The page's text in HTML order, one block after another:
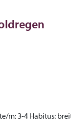
m:3-4 Habitus: